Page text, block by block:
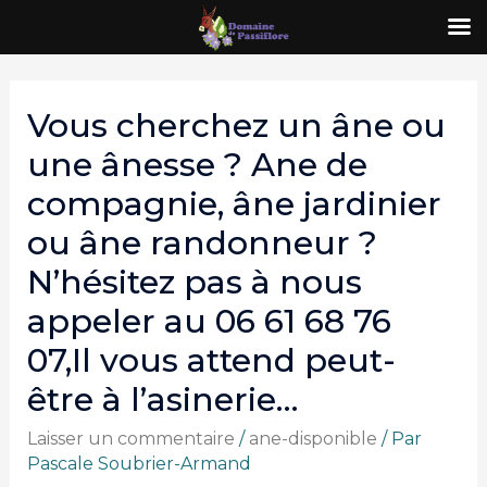
Vous cherchez un âne ou
une ânesse ? Ane de
compagnie, âne jardinier
ou âne randonneur ?
N’hésitez pas à nous
appeler au 06 61 68 76
07,Il vous attend peut-
être à l’asinerie…
Laisser un commentaire / ane-disponible / Par
Pascale Soubrier-Armand